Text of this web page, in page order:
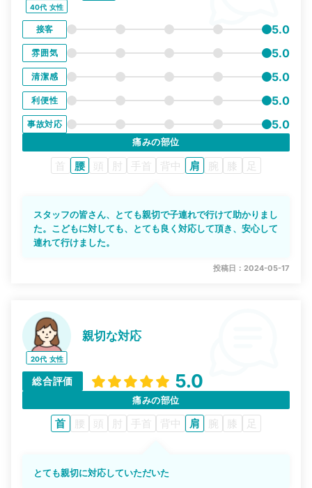
40代 女性
接客 5.0
雰囲気 5.0
清潔感 5.0
利便性 5.0
事故対応 5.0
痛みの部位
首 腰 頭 肘 手首 背中 肩 腕 膝 足
スタッフの皆さん、とても親切で子連れで行けて助かりまし
た。こどもに対しても、とても良く対応して頂き、安心して
連れて行けました。
投稿日：2024-05-17
20代 女性
親切な対応
総合評価 5.0
痛みの部位
首 腰 頭 肘 手首 背中 肩 腕 膝 足
とても親切に対応していただいた